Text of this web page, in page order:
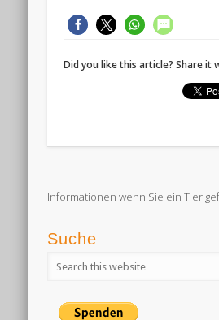
Did you like this article? Share it
Informationen wenn Sie ein Tier
Suche